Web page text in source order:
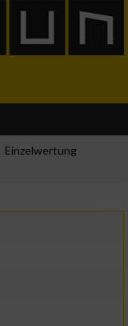
Einzelwertung